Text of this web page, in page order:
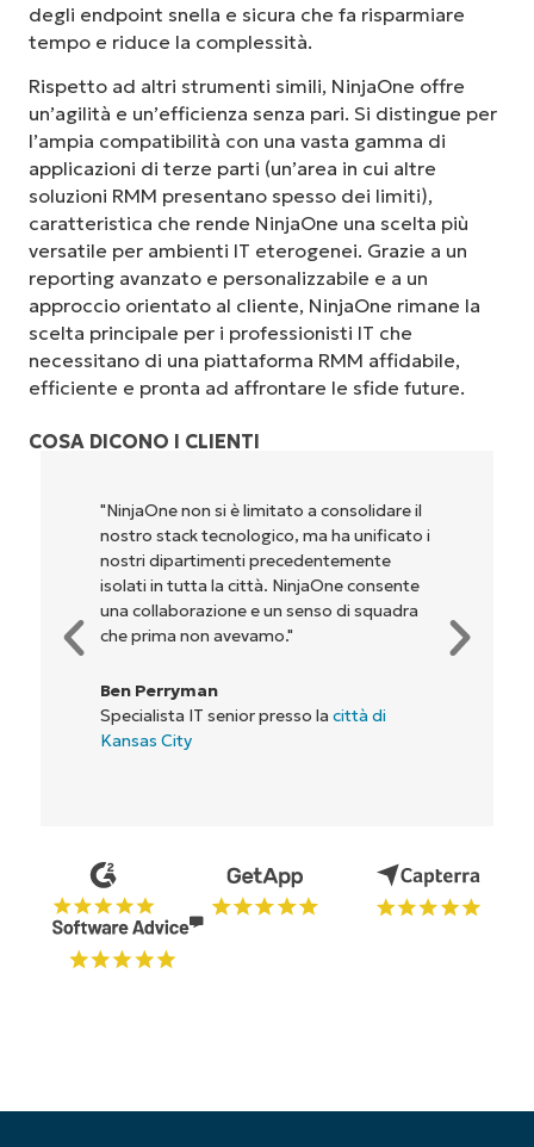
degli endpoint snella e sicura che fa risparmiare
tempo e riduce la complessità.
Rispetto ad altri strumenti simili, NinjaOne offre
un’agilità e un’efficienza senza pari. Si distingue per
l’ampia compatibilità con una vasta gamma di
applicazioni di terze parti (un’area in cui altre
soluzioni RMM presentano spesso dei limiti),
caratteristica che rende NinjaOne una scelta più
versatile per ambienti IT eterogenei. Grazie a un
reporting avanzato e personalizzabile e a un
approccio orientato al cliente, NinjaOne rimane la
scelta principale per i professionisti IT che
necessitano di una piattaforma RMM affidabile,
efficiente e pronta ad affrontare le sfide future.
COSA DICONO I CLIENTI
"NinjaOne non si è limitato a consolidare il
nostro stack tecnologico, ma ha unificato i
nostri dipartimenti precedentemente
isolati in tutta la città. NinjaOne consente
una collaborazione e un senso di squadra
che prima non avevamo."
Ben Perryman
Specialista IT senior presso lacittà di
Kansas City
Nessuna carta di credito richiesta, accesso